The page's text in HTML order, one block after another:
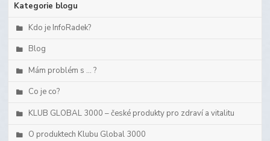
Kategorie blogu
Kdo je InfoRadek?
Blog
Mám problém s ... ?
Co je co?
KLUB GLOBAL 3000 – české produkty pro zdraví a vitalitu
O produktech Klubu Global 3000